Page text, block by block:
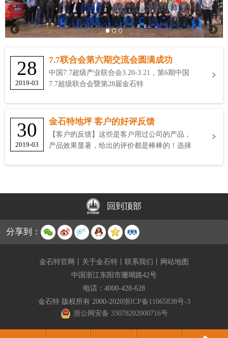
28
2019-03
7.7联合会第六期交流会圆满成功
中国7.7超级产业联合会3.20-3.21，第6期中国
7.7超级联合会暨第28届金石特
30
2019-03
金石特地坪 客户的好评反馈
【客户的反馈】这些是客户用过公司的产品，
产品效果显著，给出的评价都是棒棒的！选择
回到顶部
分享到：
金石特官网 关于金石特 联系我们
网站地图
中国浙江东阳市珊瑚路42号
电话： 4000-428-628
金石特 版权所有 2000-2020浙ICP备11065838号-3
浙公网安备 33078202000716号